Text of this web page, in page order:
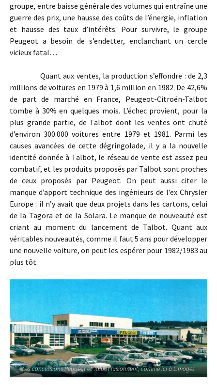
groupe, entre baisse générale des volumes qui entraîne une
guerre des prix, une hausse des coûts de l’énergie, inflation
et hausse des taux d’intérêts. Pour survivre, le groupe
Peugeot a besoin de s’endetter, enclanchant un cercle
vicieux fatal…
Quant aux ventes, la production s’effondre : de 2,3
millions de voitures en 1979 à 1,6 million en 1982. De 42,6%
de part de marché en France, Peugeot-Citroën-Talbot
tombe à 30% en quelques mois. L’échec provient, pour la
plus grande partie, de Talbot dont les ventes ont chuté
d’environ 300.000 voitures entre 1979 et 1981. Parmi les
causes avancées de cette dégringolade, il y a la nouvelle
identité donnée à Talbot, le réseau de vente est assez peu
combatif, et les produits proposés par Talbot sont proches
de ceux proposés par Peugeot. On peut aussi citer le
manque d’apport technique des ingénieurs de l’ex Chrysler
Europe : il n’y avait que deux projets dans les cartons, celui
de la Tagora et de la Solara. Le manque de nouveauté est
criant au moment du lancement de Talbot. Quant aux
véritables nouveautés, comme il faut 5 ans pour développer
une nouvelle voiture, on peut les espérer pour 1982/1983 au
plus tôt.
Les concessions Peugeot et Talbot fusionnent, comme ici à Limoges